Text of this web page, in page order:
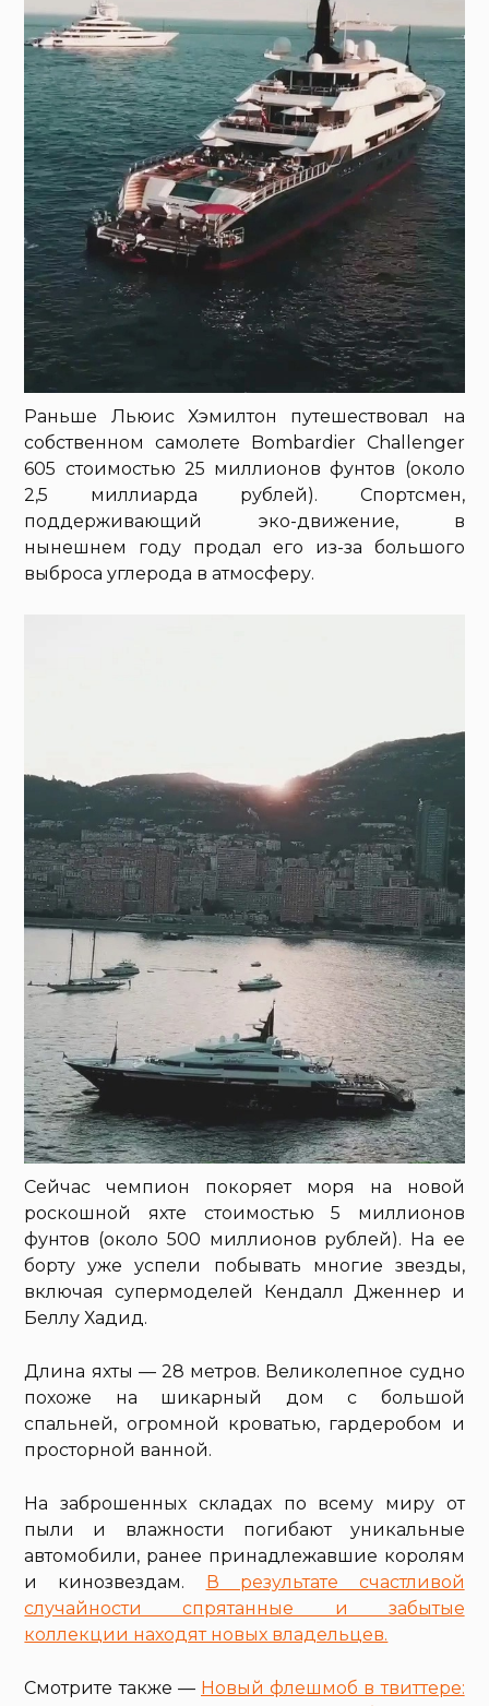
Раньше Льюис Хэмилтон путешествовал на
собственном самолете Bombardier Challenger
605 стоимостью 25 миллионов фунтов (около
2,5 миллиарда рублей). Спортсмен,
поддерживающий эко-движение, в
нынешнем году продал его из-за большого
выброса углерода в атмосферу.
Сейчас чемпион покоряет моря на новой
роскошной яхте стоимостью 5 миллионов
фунтов (около 500 миллионов рублей). На ее
борту уже успели побывать многие звезды,
включая супермоделей Кендалл Дженнер и
Беллу Хадид.
Длина яхты — 28 метров. Великолепное судно
похоже на шикарный дом с большой
спальней, огромной кроватью, гардеробом и
просторной ванной.
На заброшенных складах по всему миру от
пыли и влажности погибают уникальные
автомобили, ранее принадлежавшие королям
и кинозвездам.
В результате счастливой
случайности спрятанные и забытые
коллекции находят новых владельцев.
Смотрите также — Новый флешмоб в твиттере: